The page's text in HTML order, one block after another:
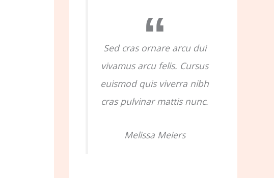
Sed cras ornare arcu dui
vivamus arcu felis. Cursus
euismod quis viverra nibh
cras pulvinar mattis nunc.
Melissa Meiers